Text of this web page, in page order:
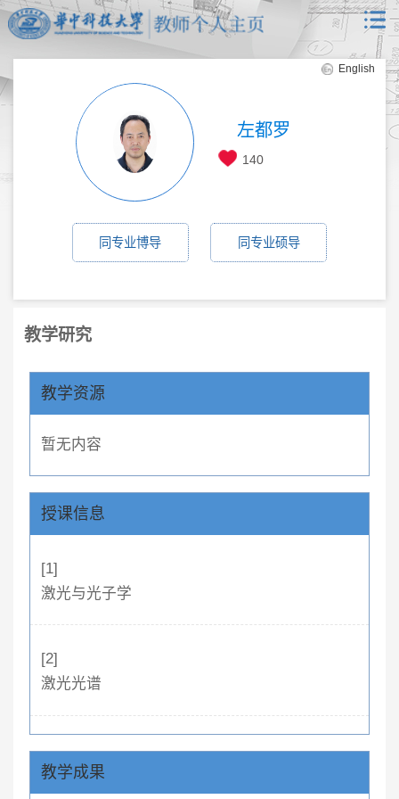
English
左都罗
140
同专业博导 同专业硕导
教学研究
教学资源
暂无内容
授课信息
[1]
激光与光子学
[2]
激光光谱
教学成果